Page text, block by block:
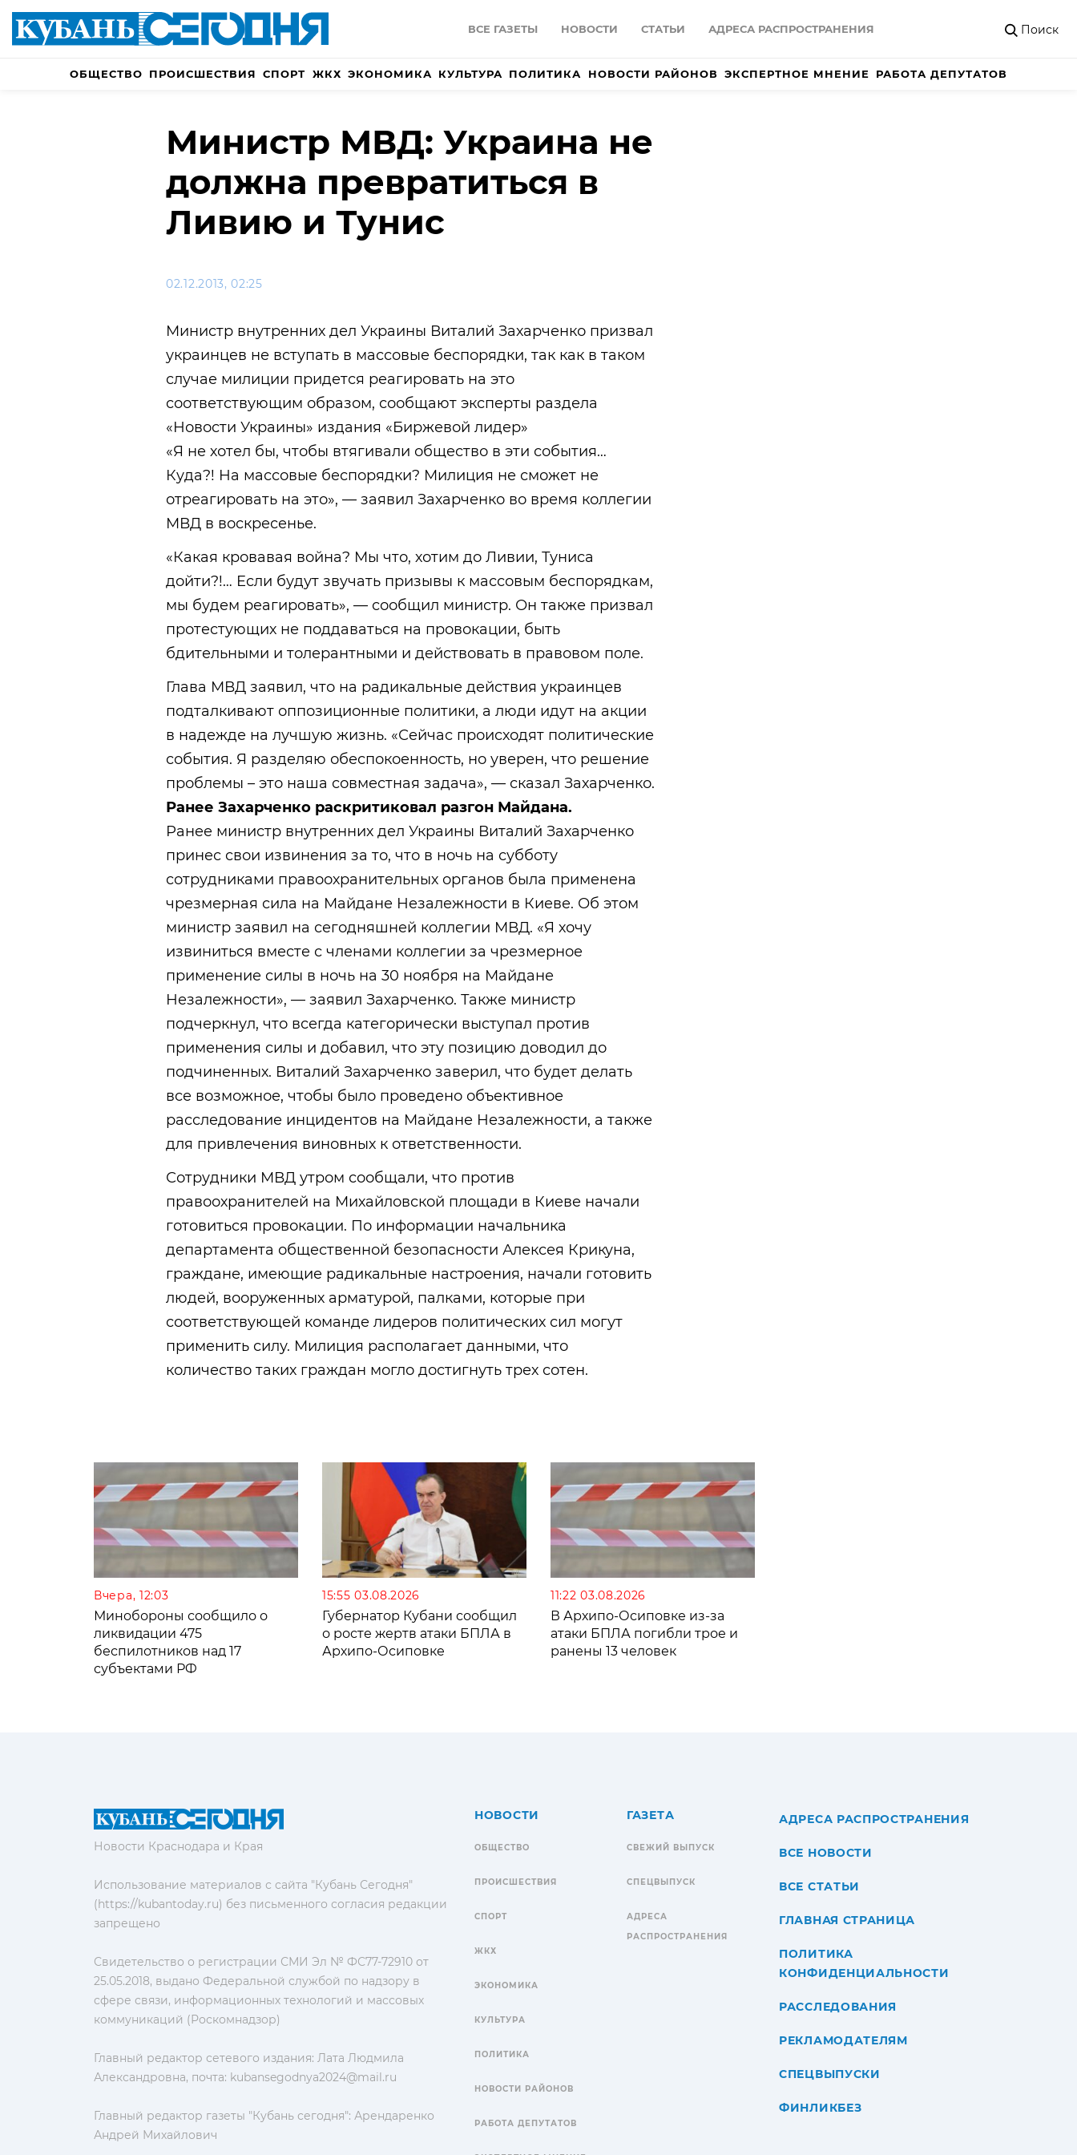
ВСЕ ГАЗЕТЫ НОВОСТИ СТАТЬИ АДРЕСА РАСПРОСТРАНЕНИЯ Поиск
ОБЩЕСТВО ПРОИСШЕСТВИЯ СПОРТ ЖКХ ЭКОНОМИКА КУЛЬТУРА ПОЛИТИКА НОВОСТИ РАЙОНОВ ЭКСПЕРТНОЕ МНЕНИЕ РАБОТА ДЕПУТАТОВ
Министр МВД: Украина не
должна превратиться в
Ливию и Тунис
02.12.2013, 02:25
Министр внутренних дел Украины Виталий Захарченко призвал
украинцев не вступать в массовые беспорядки, так как в таком
случае милиции придется реагировать на это
соответствующим образом, сообщают эксперты раздела
«Новости Украины» издания «Биржевой лидер»
«Я не хотел бы, чтобы втягивали общество в эти события…
Куда?! На массовые беспорядки? Милиция не сможет не
отреагировать на это», — заявил Захарченко во время коллегии
МВД в воскресенье.
«Какая кровавая война? Мы что, хотим до Ливии, Туниса
дойти?!… Если будут звучать призывы к массовым беспорядкам,
мы будем реагировать», — сообщил министр. Он также призвал
протестующих не поддаваться на провокации, быть
бдительными и толерантными и действовать в правовом поле.
Глава МВД заявил, что на радикальные действия украинцев
подталкивают оппозиционные политики, а люди идут на акции
в надежде на лучшую жизнь. «Сейчас происходят политические
события. Я разделяю обеспокоенность, но уверен, что решение
проблемы – это наша совместная задача», — сказал Захарченко.
Ранее Захарченко раскритиковал разгон Майдана.
Ранее министр внутренних дел Украины Виталий Захарченко
принес свои извинения за то, что в ночь на субботу
сотрудниками правоохранительных органов была применена
чрезмерная сила на Майдане Незалежности в Киеве. Об этом
министр заявил на сегодняшней коллегии МВД. «Я хочу
извиниться вместе с членами коллегии за чрезмерное
применение силы в ночь на 30 ноября на Майдане
Незалежности», — заявил Захарченко. Также министр
подчеркнул, что всегда категорически выступал против
применения силы и добавил, что эту позицию доводил до
подчиненных. Виталий Захарченко заверил, что будет делать
все возможное, чтобы было проведено объективное
расследование инцидентов на Майдане Незалежности, а также
для привлечения виновных к ответственности.
Сотрудники МВД утром сообщали, что против
правоохранителей на Михайловской площади в Киеве начали
готовиться провокации. По информации начальника
департамента общественной безопасности Алексея Крикуна,
граждане, имеющие радикальные настроения, начали готовить
людей, вооруженных арматурой, палками, которые при
соответствующей команде лидеров политических сил могут
применить силу. Милиция располагает данными, что
количество таких граждан могло достигнуть трех сотен.
Вчера, 12:03
Минобороны сообщило о
ликвидации 475
беспилотников над 17
субъектами РФ
15:55 03.08.2026
Губернатор Кубани сообщил
о росте жертв атаки БПЛА в
Архипо-Осиповке
11:22 03.08.2026
В Архипо-Осиповке из-за
атаки БПЛА погибли трое и
ранены 13 человек
Новости Краснодара и Края
Использование материалов с сайта "Кубань Сегодня"
(https://kubantoday.ru) без письменного согласия редакции
запрещено
Свидетельство о регистрации СМИ Эл № ФС77-72910 от
25.05.2018, выдано Федеральной службой по надзору в
сфере связи, информационных технологий и массовых
коммуникаций (Роскомнадзор)
Главный редактор сетевого издания: Лата Людмила
Александровна, почта: kubansegodnya2024@mail.ru
Главный редактор газеты "Кубань сегодня": Арендаренко
Андрей Михайлович
НОВОСТИ
ОБЩЕСТВО
ПРОИСШЕСТВИЯ
СПОРТ
ЖКХ
ЭКОНОМИКА
КУЛЬТУРА
ПОЛИТИКА
НОВОСТИ РАЙОНОВ
РАБОТА ДЕПУТАТОВ
ГАЗЕТА
СВЕЖИЙ ВЫПУСК
СПЕЦВЫПУСК
АДРЕСА
РАСПРОСТРАНЕНИЯ
АДРЕСА РАСПРОСТРАНЕНИЯ
ВСЕ НОВОСТИ
ВСЕ СТАТЬИ
ГЛАВНАЯ СТРАНИЦА
ПОЛИТИКА
КОНФИДЕНЦИАЛЬНОСТИ
РАССЛЕДОВАНИЯ
РЕКЛАМОДАТЕЛЯМ
СПЕЦВЫПУСКИ
ФИНЛИКБЕЗ